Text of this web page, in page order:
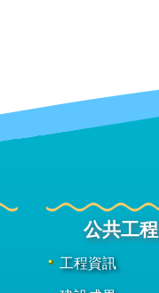
公共工程
工程資訊